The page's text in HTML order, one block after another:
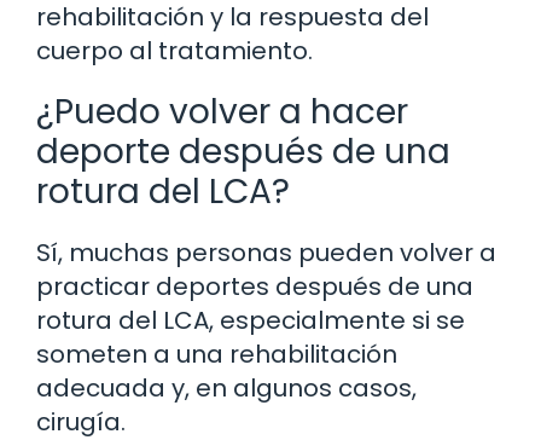
rehabilitación y la respuesta del
cuerpo al tratamiento.
¿Puedo volver a hacer
deporte después de una
rotura del LCA?
Sí, muchas personas pueden volver a
practicar deportes después de una
rotura del LCA, especialmente si se
someten a una rehabilitación
adecuada y, en algunos casos,
cirugía.